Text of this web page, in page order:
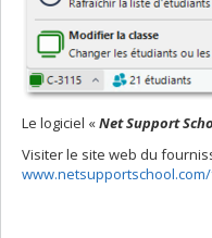
Le logiciel «Net Support
Visiter le site web du